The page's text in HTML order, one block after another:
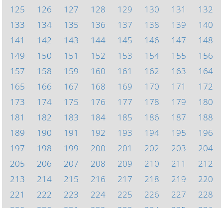
125
126 127 128 129 130 131
132
133
134 135 136 137 138 139
140
141
142 143 144 145 146 147
148
149
150 151 152 153 154 155
156
157
158 159 160 161 162 163
164
165
166 167 168 169 170 171
172
173
174 175 176 177 178 179
180
181
182 183 184 185 186 187
188
189
190 191 192 193 194 195
196
197
198 199 200 201 202 203
204
205
206 207 208 209 210 211
212
213
214 215 216 217 218 219
220
221
222 223 224 225 226 227
228